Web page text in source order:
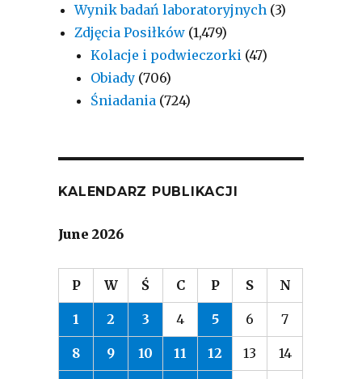
Wynik badań laboratoryjnych (3)
Zdjęcia Posiłków (1,479)
Kolacje i podwieczorki (47)
Obiady (706)
Śniadania (724)
KALENDARZ PUBLIKACJI
June 2026
P W Ś C P S N
1 2 3 4 5 6 7
8 9 10 11 12 13 14